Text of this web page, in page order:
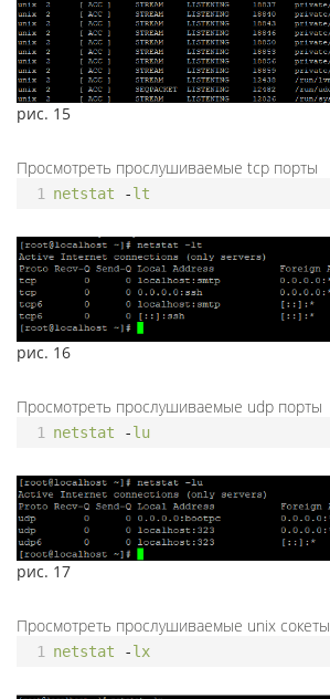
рис. 15
Просмотреть прослушиваемые tcp порты
1 netstat -lt
рис. 16
Просмотреть прослушиваемые udp порты
1 netstat -lu
рис. 17
Просмотреть прослушиваемые unix сокеты
1 netstat -lx